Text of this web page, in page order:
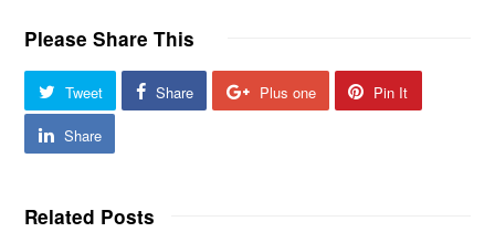
Please Share This
Tweet Share Plus one Pin It
Share
Related Posts